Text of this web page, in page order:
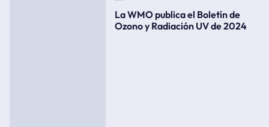
La WMO publica el Boletín de
Ozono y Radiación UV de 2024